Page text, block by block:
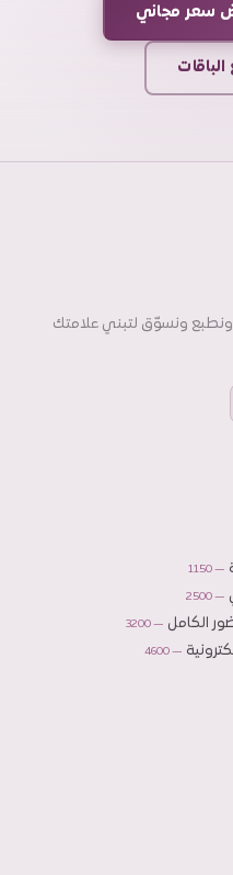
سعر مجاني
ونسوّق لتبني علامتك
— 1150
— 2500
الكامل — 3200
— 4600